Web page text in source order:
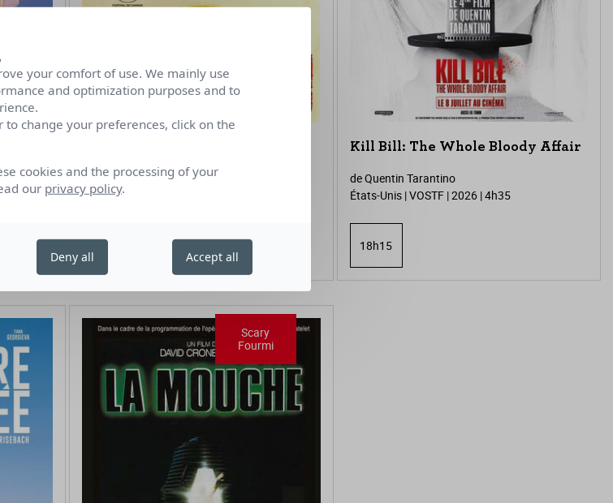
de Kim Jee-woon
Corée du Sud | VOSTF | 2008 | 2h15
17h45
Kill Bill: The Whole Bloody Affair
de Quentin Tarantino
États-Unis | VOSTF | 2026 | 4h35
18h15
Scary
Fourmi
your comfort of use. We mainly use
and optimization purposes and to
change your preferences, click on the
cookies and the processing of your
our privacy policy.
Deny all Accept all